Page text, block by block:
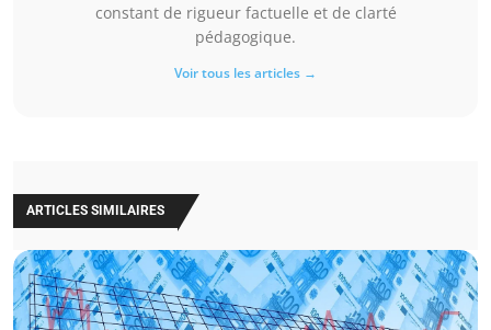
constant de rigueur factuelle et de clarté
pédagogique.
Voir tous les articles →
ARTICLES SIMILAIRES